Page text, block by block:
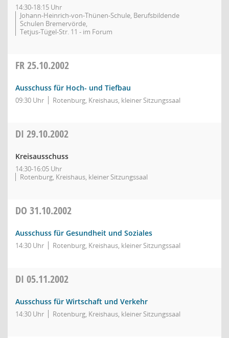
14:30-18:15 Uhr
Johann-Heinrich-von-Thünen-Schule, Berufsbildende
Schulen Bremervörde,
Tetjus-Tügel-Str. 11 - im Forum
FR25.10.2002
Ausschuss für Hoch- und Tiefbau
09:30 Uhr Rotenburg, Kreishaus, kleiner Sitzungssaal
DI 29.10.2002
Kreisausschuss
14:30-16:05 Uhr
Rotenburg, Kreishaus, kleiner Sitzungssaal
DO 31.10.2002
Ausschuss für Gesundheit und Soziales
14:30 Uhr Rotenburg, Kreishaus, kleiner Sitzungssaal
DI 05.11.2002
Ausschuss für Wirtschaft und Verkehr
14:30 Uhr Rotenburg, Kreishaus, kleiner Sitzungssaal